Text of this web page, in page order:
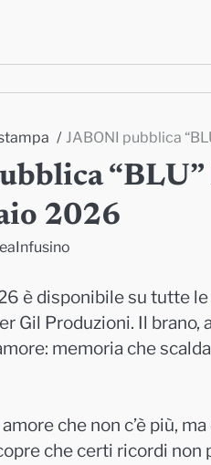
JABONI pubblica
2026
è disponibile su tutte
Gil Produzioni. Il
memoria che
che non c’è più,
che certi ricordi non